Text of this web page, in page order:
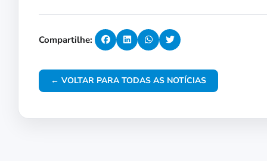
Compartilhe:
← VOLTAR PARA TODAS AS NOTÍCIAS